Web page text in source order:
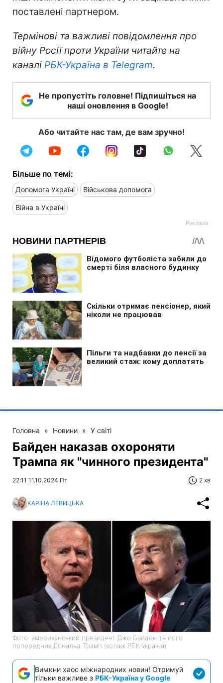
поставлені партнером.
Термінові та важливі повідомлення про
війну Росії проти України читайте на
каналі РБК-Україна в Telegram.
Не пропустіть головне! Підпишіться на
наші оновлення в Google!
Або читайте нас там, де вам зручно!
Більше по темі:
Допомога Україні Військова допомога
Війна в Україні
Головна » Новини » У світі
Байден наказав охороняти
Трампа як "чинного президента"
22:11 11.10.2024 Пт 2 хв
КАРІНА ЛЕВИЦЬКА
Фото: американський президент Джо Байден та його
попередник Дональд Трамп (колаж РБК-Україна)
Вимкни хаос міжнародних новин! Отримуй
тільки важливе з РБК-Україна у Google